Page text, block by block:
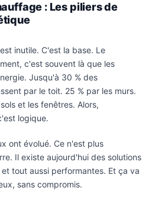
: Les piliers de
inutile. C'est la base. Le
c'est souvent là que les
Jusqu'à 30 % des
par le toit. 25 % par les murs.
et les fenêtres. Alors,
logique.
ont évolué. Ce n'est plus
Il existe aujourd'hui des solutions
tout aussi performantes. Et ça va
sans compromis.